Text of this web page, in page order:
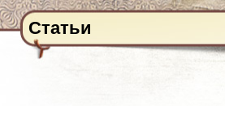
Статьи